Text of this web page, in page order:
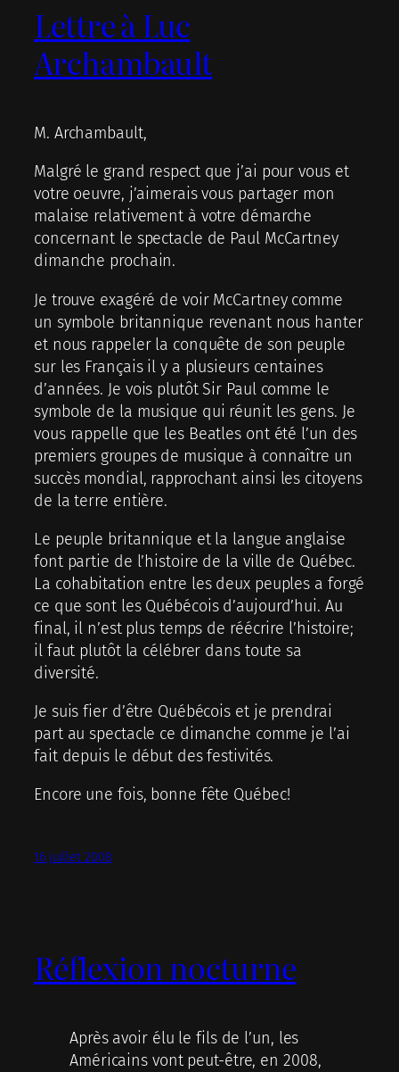
Lettre à Luc
Archambault
M. Archambault,
Malgré le grand respect que j’ai pour vous et
votre oeuvre, j’aimerais vous partager mon
malaise relativement à votre démarche
concernant le spectacle de Paul McCartney
dimanche prochain.
Je trouve exagéré de voir McCartney comme
un symbole britannique revenant nous hanter
et nous rappeler la conquête de son peuple
sur les Français il y a plusieurs centaines
d’années. Je vois plutôt Sir Paul comme le
symbole de la musique qui réunit les gens. Je
vous rappelle que les Beatles ont été l’un des
premiers groupes de musique à connaître un
succès mondial, rapprochant ainsi les citoyens
de la terre entière.
Le peuple britannique et la langue anglaise
font partie de l’histoire de la ville de Québec.
La cohabitation entre les deux peuples a forgé
ce que sont les Québécois d’aujourd’hui. Au
final, il n’est plus temps de réécrire l’histoire;
il faut plutôt la célébrer dans toute sa
diversité.
Je suis fier d’être Québécois et je prendrai
part au spectacle ce dimanche comme je l’ai
fait depuis le début des festivités.
Encore une fois, bonne fête Québec!
16 juillet 2008
Réflexion nocturne
Après avoir élu le fils de l’un, les
Américains vont peut-être, en 2008,